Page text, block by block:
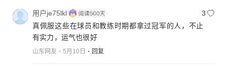
用户je75lkl
3
真佩服这些在球员和教练时期都拿过冠军的人，不止
有实力，运气也很好
山东网友 5月10日 回复